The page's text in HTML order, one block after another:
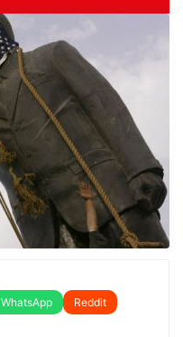
WhatsApp
Reddit